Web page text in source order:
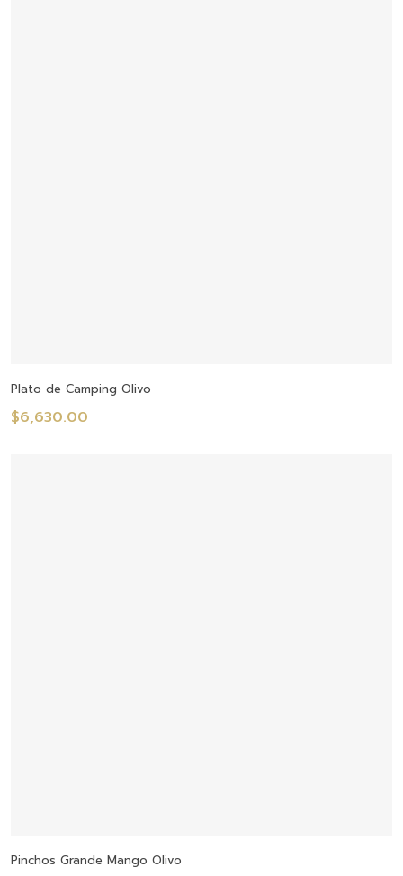
Seleccionar Opciones
Plato de Camping Olivo
$6,630.00
Añadir Al Carrito
Pinchos Grande Mango Olivo